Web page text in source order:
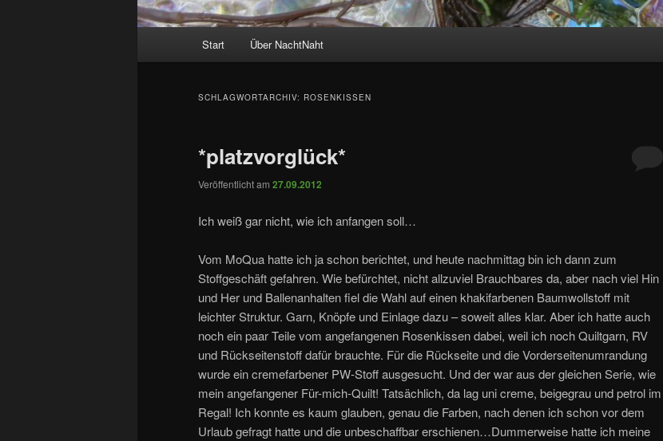
Start Über NachtNaht
SCHLAGWORTARCHIV: ROSENKISSEN
*platzvorglück*
Veröffentlicht am 27.09.2012
Ich weiß gar nicht, wie ich anfangen soll…
Vom MoQua hatte ich ja schon berichtet, und heute nachmittag bin ich dann zum
Stoffgeschäft gefahren. Wie befürchtet, nicht allzuviel Brauchbares da, aber nach viel Hin
und Her und Ballenanhalten fiel die Wahl auf einen khakifarbenen Baumwollstoff mit
leichter Struktur. Garn, Knöpfe und Einlage dazu – soweit alles klar. Aber ich hatte auch
noch ein paar Teile vom angefangenen Rosenkissen dabei, weil ich noch Quiltgarn, RV
und Rückseitenstoff dafür brauchte. Für die Rückseite und die Vorderseitenumrandung
wurde ein cremefarbener PW-Stoff ausgesucht. Und der war aus der gleichen Serie, wie
mein angefangener Für-mich-Quilt! Tatsächlich, da lag uni creme, beigegrau und petrol im
Regal! Ich konnte es kaum glauben, genau die Farben, nach denen ich schon vor dem
Urlaub gefragt hatte und die unbeschaffbar erschienen…Dummerweise hatte ich meine